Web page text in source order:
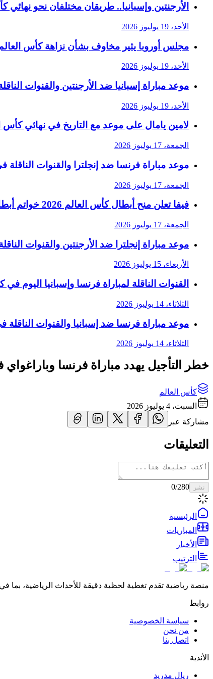
الأرجنتين وإسبانيا.. طريقان مختلفان نحو نهائي كأس
الأحد، 19 يوليوز 2026
مجلس أوروبا يثير مخاوف بشأن نزاهة كأس العالم 2026 في رسالة حادة إلى
الأحد، 19 يوليوز 2026
موعد مباراة إسبانيا ضد الأرجنتين والقنوات الناقلة
الأحد، 19 يوليوز 2026
لامين يامال على موعد مع التاريخ في نهائي كأس
الجمعة، 17 يوليوز 2026
موعد مباراة فرنسا ضد إنجلترا والقنوات الناقلة في
الجمعة، 17 يوليوز 2026
فيفا تعلن منح أبطال كأس العالم 2026 خواتم أبطال لأول مرة
الجمعة، 17 يوليوز 2026
موعد مباراة إنجلترا ضد الأرجنتين والقنوات
الأربعاء، 15 يوليوز 2026
القنوات الناقلة لمباراة فرنسا وإسبانيا اليوم في كأس
الثلاثاء، 14 يوليوز 2026
موعد مباراة فرنسا ضد إسبانيا والقنوات الناقلة
الثلاثاء، 14 يوليوز 2026
خطر التأجيل يهدد مباراة فرنسا وباراغواي في
كأس العالم
السبت، 4 يوليوز 2026
مشاركة عبر
التعليقات
نشر 0/280
الرئيسية
المباريات
الأخبار
الترتيب
منصة رياضية تقدم تغطية لحظية دقيقة للأحداث الرياضية، بما
روابط
سياسة الخصوصية
من نحن
اتصل بنا
الأندية
ريال مدريد